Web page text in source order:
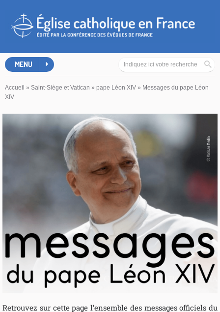
MENU
Accueil » Saint-Siège et Vatican » pape Léon XIV » Messages du pape Léon
XIV
Retrouvez sur cette page l’ensemble des messages officiels du